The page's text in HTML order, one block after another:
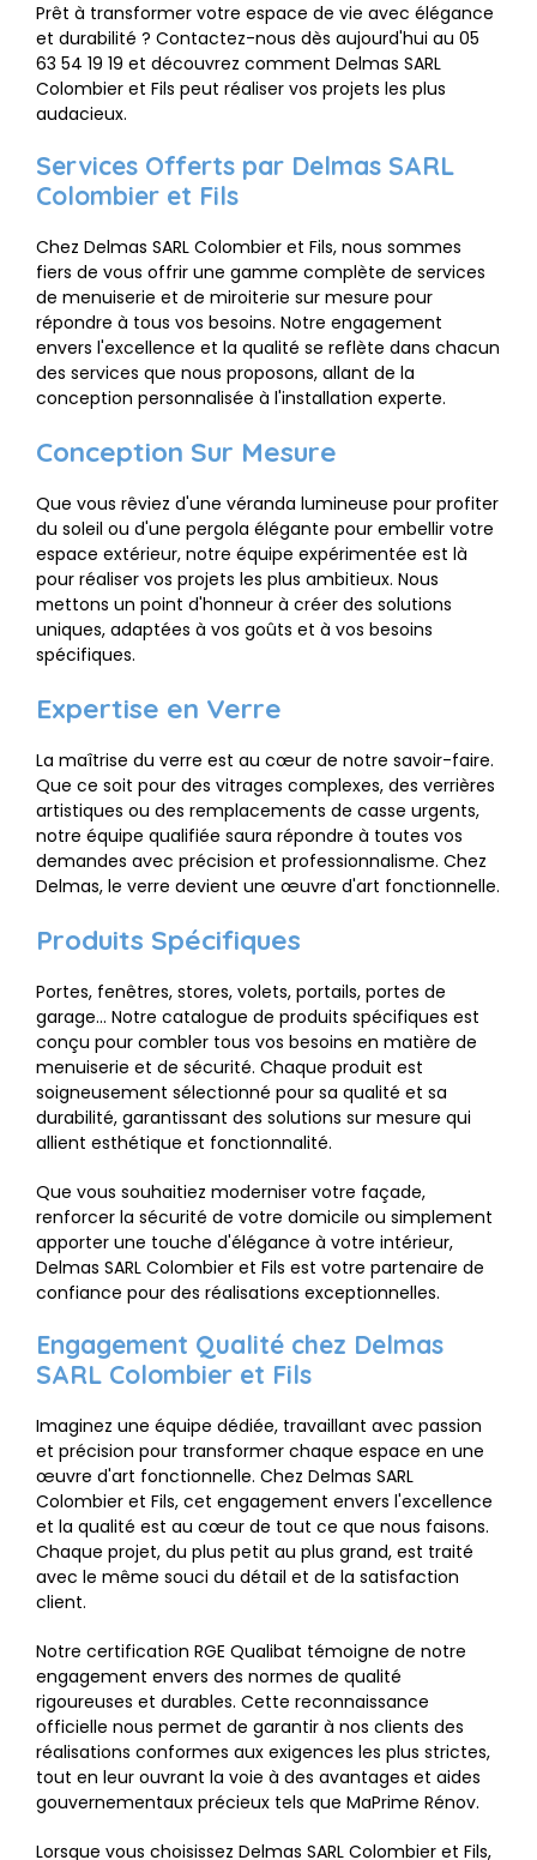
Prêt à transformer votre espace de vie avec élégance
et durabilité ? Contactez-nous dès aujourd'hui au 05
63 54 19 19 et découvrez comment Delmas SARL
Colombier et Fils peut réaliser vos projets les plus
audacieux.
Services Offerts par Delmas SARL
Colombier et Fils
Chez Delmas SARL Colombier et Fils, nous sommes
fiers de vous offrir une gamme complète de services
de menuiserie et de miroiterie sur mesure pour
répondre à tous vos besoins. Notre engagement
envers l'excellence et la qualité se reflète dans chacun
des services que nous proposons, allant de la
conception personnalisée à l'installation experte.
Conception Sur Mesure
Que vous rêviez d'une véranda lumineuse pour profiter
du soleil ou d'une pergola élégante pour embellir votre
espace extérieur, notre équipe expérimentée est là
pour réaliser vos projets les plus ambitieux. Nous
mettons un point d'honneur à créer des solutions
uniques, adaptées à vos goûts et à vos besoins
spécifiques.
Expertise en Verre
La maîtrise du verre est au cœur de notre savoir-faire.
Que ce soit pour des vitrages complexes, des verrières
artistiques ou des remplacements de casse urgents,
notre équipe qualifiée saura répondre à toutes vos
demandes avec précision et professionnalisme. Chez
Delmas, le verre devient une œuvre d'art fonctionnelle.
Produits Spécifiques
Portes, fenêtres, stores, volets, portails, portes de
garage... Notre catalogue de produits spécifiques est
conçu pour combler tous vos besoins en matière de
menuiserie et de sécurité. Chaque produit est
soigneusement sélectionné pour sa qualité et sa
durabilité, garantissant des solutions sur mesure qui
allient esthétique et fonctionnalité.
Que vous souhaitiez moderniser votre façade,
renforcer la sécurité de votre domicile ou simplement
apporter une touche d'élégance à votre intérieur,
Delmas SARL Colombier et Fils est votre partenaire de
confiance pour des réalisations exceptionnelles.
Engagement Qualité chez Delmas
SARL Colombier et Fils
Imaginez une équipe dédiée, travaillant avec passion
et précision pour transformer chaque espace en une
œuvre d'art fonctionnelle. Chez Delmas SARL
Colombier et Fils, cet engagement envers l'excellence
et la qualité est au cœur de tout ce que nous faisons.
Chaque projet, du plus petit au plus grand, est traité
avec le même souci du détail et de la satisfaction
client.
Notre certification RGE Qualibat témoigne de notre
engagement envers des normes de qualité
rigoureuses et durables. Cette reconnaissance
officielle nous permet de garantir à nos clients des
réalisations conformes aux exigences les plus strictes,
tout en leur ouvrant la voie à des avantages et aides
gouvernementaux précieux tels que MaPrime Rénov.
Lorsque vous choisissez Delmas SARL Colombier et Fils,